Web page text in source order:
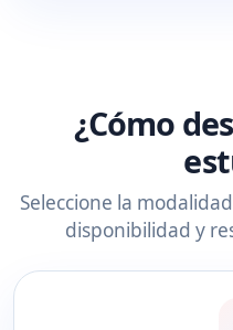
¿Cómo
Seleccione la
disponibilidad y